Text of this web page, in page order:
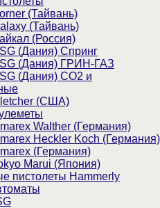
(Тайвань)
(Тайвань)
(Россия)
(Дания) Спринг
(Дания) ГРИН-ГАЗ
(Дания) CO2 и
(США)
Walther (Германия)
Heckler Koch (Германия)
(Германия)
Marui (Япония)
пистолеты Hammerly